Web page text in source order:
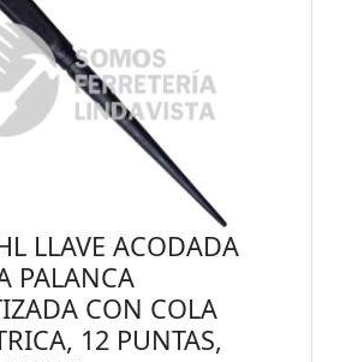
LLAVE ACODADA
PALANCA
CON COLA
12 PUNTAS,